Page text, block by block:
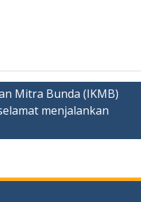
Mitra Bunda (IKMB)
menjalankan